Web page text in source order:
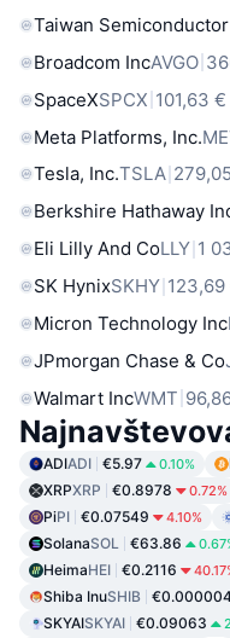
Taiwan
Broadcom IncAVGO
SpaceXSPCX 101,63 €
Meta Platforms, Inc.
Tesla, Inc.TSLA
Berkshire Hathaway
Eli Lilly And CoLLY 1
SK HynixSKHY 123,69
Micron Technology Inc
JPmorgan Chase & Co
Walmart IncWMT
ADIADI €5.97 0.10%
XRPXRP €0.8978 0.72%
PiPI €0.07549 4.10%
SolanaSOL €63.86
HeimaHEI €0.2116
Shiba InuSHIB
SKYAISKYAI €0.09063